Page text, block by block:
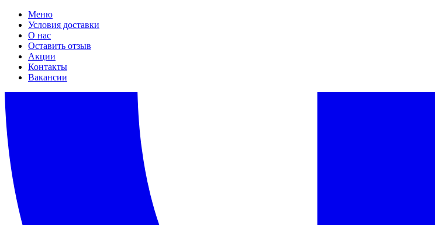
Меню
Условия доставки
О нас
Оставить отзыв
Акции
Контакты
Вакансии